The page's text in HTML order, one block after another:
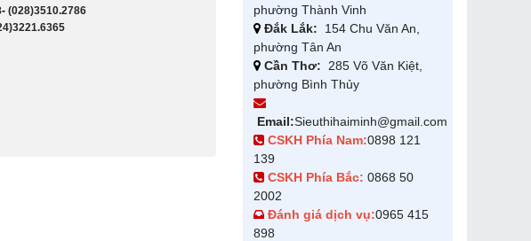
-(028)3510.2786
phường Thành Vinh
Đắk Lắk: 154 Chu Văn An,
phường Tân An
Cần Thơ: 285 Võ Văn Kiệt,
phường Bình Thủy
Email:Sieuthihaiminh@gmail.com
CSKH Phía Nam:0898 121
139
CSKH Phía Bắc: 0868 50
2002
Đánh giá dịch vụ:0965 415
898